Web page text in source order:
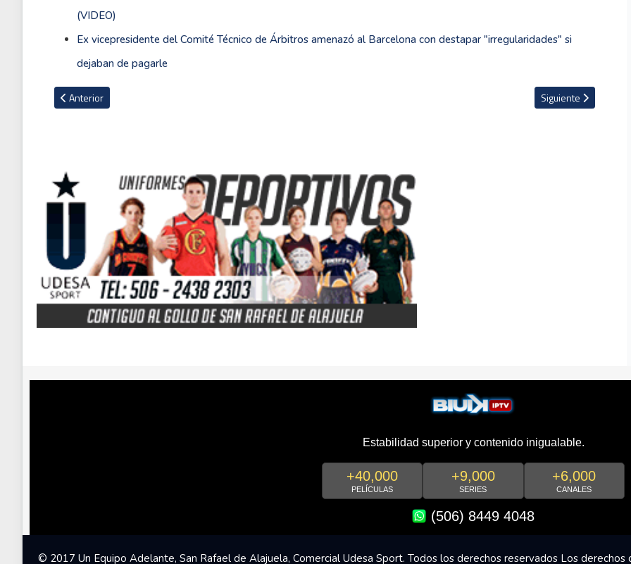
(VIDEO)
Ex vicepresidente del Comité Técnico de Árbitros amenazó al Barcelona con destapar "irregularidades" si
dejaban de pagarle
Artículo anterior: Delantero neozelandés que fue terror de Costa Rica se queda de forma permanente en el Nottingham Forest de Keylor
Anterior Artículo siguiente:
Siguiente
Estabilidad superior y contenido inigualable.
+40,000
PELÍCULAS
+9,000
SERIES
+6,000
CANALES
(506) 8449 4048
© 2017 Un Equipo Adelante, San Rafael de Alajuela, Comercial Udesa Sport. Todos los derechos reservados Los